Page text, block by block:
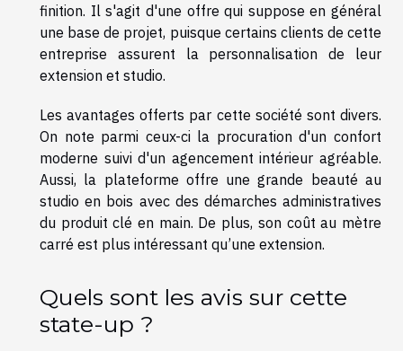
finition. Il s'agit d'une offre qui suppose en général
une base de projet, puisque certains clients de cette
entreprise assurent la personnalisation de leur
extension et studio.
Les avantages offerts par cette société sont divers.
On note parmi ceux-ci la procuration d'un confort
moderne suivi d'un agencement intérieur agréable.
Aussi, la plateforme offre une grande beauté au
studio en bois avec des démarches administratives
du produit clé en main. De plus, son coût au mètre
carré est plus intéressant qu’une extension.
Quels sont les avis sur cette
state-up ?